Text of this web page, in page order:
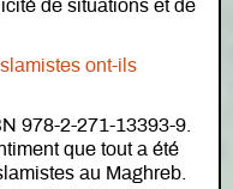
de situations et de
ont-ils
978-2-271-13393-9.
que tout a été
au Maghreb.